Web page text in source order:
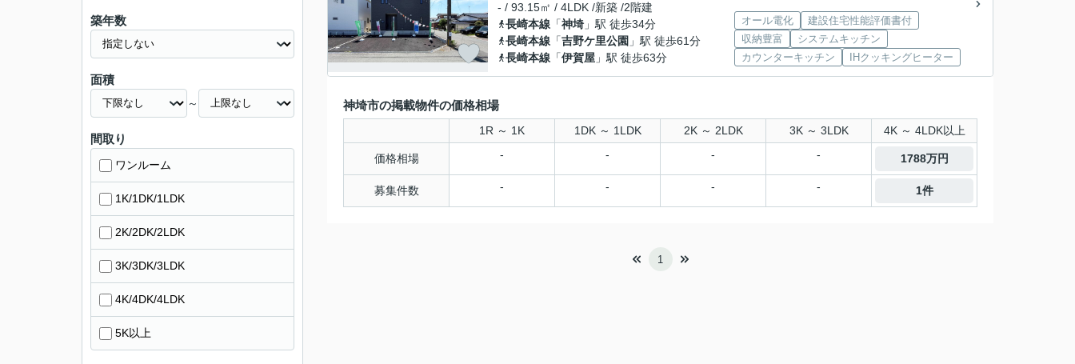
- / 93.15㎡ / 4LDK /新築 /2階建
長崎本線 「神埼 」駅 徒歩34分
長崎本線 「吉野ケ里公園 」駅 徒歩61分
長崎本線 「伊賀屋 」駅 徒歩63分
オール電化
建設住宅性能評価書付
収納豊富
システムキッチン
カウンターキッチン
IHクッキングヒーター
神埼市の掲載物件の価格相場
1R ～ 1K 1DK ～ 1LDK 2K ～ 2LDK 3K ～ 3LDK 4K ～ 4LDK以上
価格相場 - - - - 1788万円
募集件数 - - - - 1件
1
築年数
面積
～
間取り
ワンルーム
1K/1DK/1LDK
2K/2DK/2LDK
3K/3DK/3LDK
4K/4DK/4LDK
5K以上